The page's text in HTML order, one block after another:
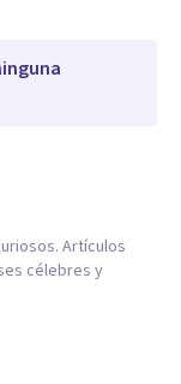
Artículos
célebres y